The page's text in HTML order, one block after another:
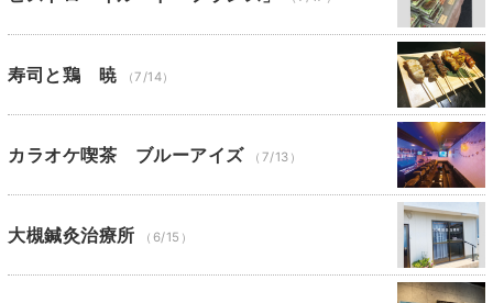
寿司と鶏 暁 （7/14）
カラオケ喫茶 ブルーアイズ （7/13）
大槻鍼灸治療所 （6/15）